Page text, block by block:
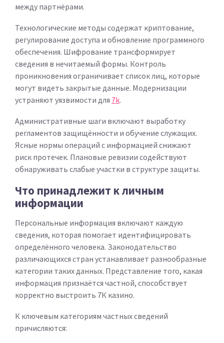
между партнёрами.
Технологические методы содержат криптование,
регулирование доступа и обновление программного
обеспечения. Шифрование трансформирует
сведения в нечитаемый формы. Контроль
проникновения ограничивает список лиц, которые
могут видеть закрытые данные. Модернизации
устраняют уязвимости для 7k.
Административные шаги включают выработку
регламентов защищённости и обучение служащих.
Ясные нормы операций с информацией снижают
риск протечек. Плановые ревизии содействуют
обнаруживать слабые участки в структуре защиты.
Что принадлежит к личным
информации
Персональные информация включают каждую
сведения, которая помогает идентифицировать
определённого человека. Законодательство
различающихся стран устанавливает разнообразные
категории таких данных. Представление того, какая
информация признаётся частной, способствует
корректно выстроить 7К казино.
К ключевым категориям частных сведений
причисляются: